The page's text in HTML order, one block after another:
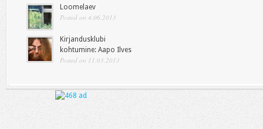
Loomelaev
Posted on 4.06.2013
Kirjandusklubi
kohtumine: Aapo Ilves
Posted on 11.03.2013